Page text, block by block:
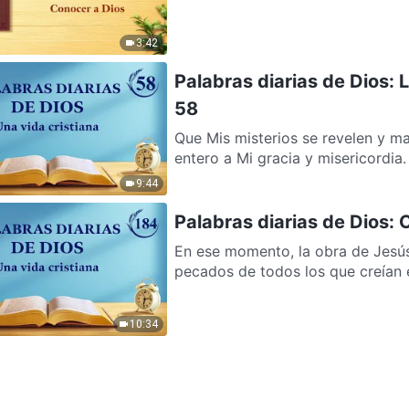
3:42
9:44
Palabras diarias de Dios:
58
Que Mis misterios se revelen y
entero a Mi gracia y misericordia.
10:34
Palabras diarias de Dios:
En ese momento, la obra de
pecados de todos los que creían